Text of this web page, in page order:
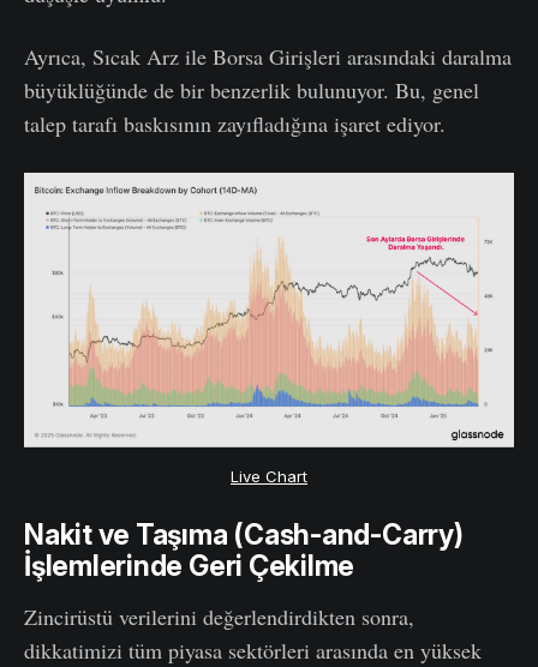
Ayrıca, Sıcak Arz ile Borsa Girişleri arasındaki daralma
büyüklüğünde de bir benzerlik bulunuyor. Bu, genel
talep tarafı baskısının zayıfladığına işaret ediyor.
Live Chart
Nakit ve Taşıma (Cash-and-Carry)
İşlemlerinde Geri Çekilme
Zincirüstü verilerini değerlendirdikten sonra,
dikkatimizi tüm piyasa sektörleri arasında en yüksek